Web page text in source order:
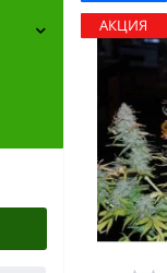
АКЦИЯ